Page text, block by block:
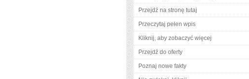
Przejdź na stronę tutaj
Przeczytaj pełen wpis
Kliknij, aby zobaczyć więcej
Przejdź do oferty
Poznaj nowe fakty